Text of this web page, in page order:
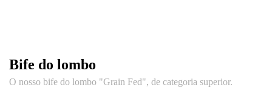
Bife do lombo
O nosso bife do lombo "Grain Fed", de categoria superior.